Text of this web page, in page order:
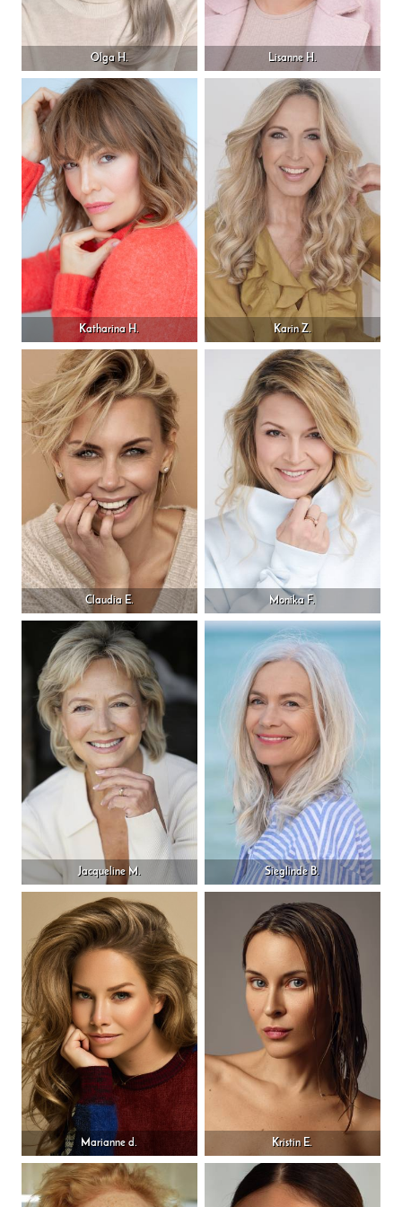
Olga H. Lisanne H.
Katharina H. Karin Z.
Claudia E. Monika F.
Jacqueline M. Sieglinde B.
Marianne d. Kristin E.